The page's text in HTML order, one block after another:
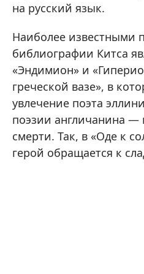
на русский язык.
Наиболее известными
библиографии Китса
«Эндимион» и
греческой вазе», в
увлечение поэта
поэзии англичанина —
смерти. Так, в «Оде к
герой обращается к